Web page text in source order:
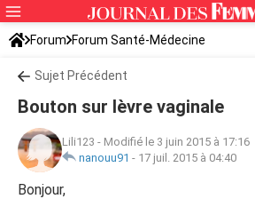
Forum Forum Santé-Médecine
Symptômes et maladies courantes
Sujet Précédent
Bouton sur lèvre vaginale
Lili123 - Modifié le 3 juin 2015 à 17:16
nanouu91 - 17 juil. 2015 à 04:40
Bonjour,